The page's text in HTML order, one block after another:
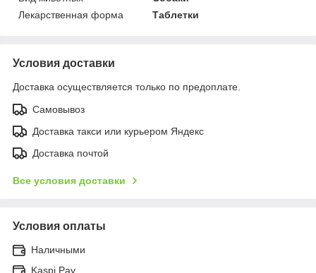
Лекарственная форма
Таблетки
Условия доставки
Доставка осуществляется только по предоплате.
Самовывоз
Доставка такси или курьером Яндекс
Доставка почтой
Все условия доставки
Условия оплаты
Наличными
Kaspi Pay